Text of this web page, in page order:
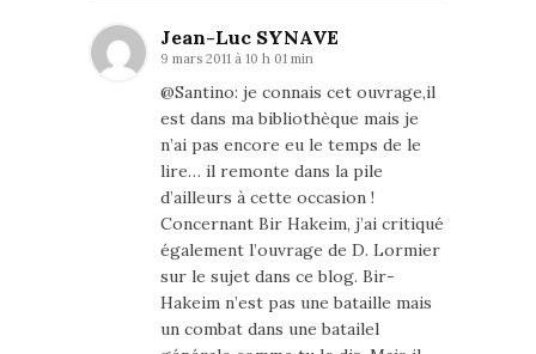
Jean-Luc SYNAVE
9 mars 2011 à 10 h 01 min
@Santino: je connais cet ouvrage,il
est dans ma bibliothèque mais je
n’ai pas encore eu le temps de le
lire… il remonte dans la pile
d’ailleurs à cette occasion !
Concernant Bir Hakeim, j’ai critiqué
également l’ouvrage de D. Lormier
sur le sujet dans ce blog. Bir-
Hakeim n’est pas une bataille mais
un combat dans une batailel